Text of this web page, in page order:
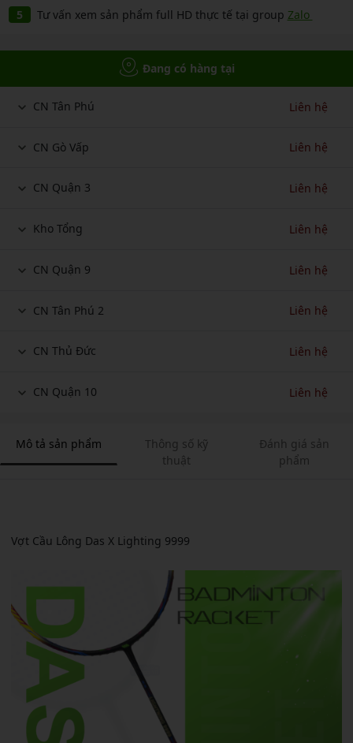
Tư vấn xem sản phẩm full HD thực tế tại group Zalo
Đang có hàng tại
CN Tân Phú Liên hệ
CN Gò Vấp Liên hệ
CN Quận 3 Liên hệ
Kho Tổng Liên hệ
CN Quận 9 Liên hệ
CN Tân Phú 2 Liên hệ
CN Thủ Đức Liên hệ
CN Quận 10 Liên hệ
Mô tả sản phẩm
Thông số kỹ
thuật
Đánh giá sản
phẩm
Vợt Cầu Lông Das X Lighting 9999